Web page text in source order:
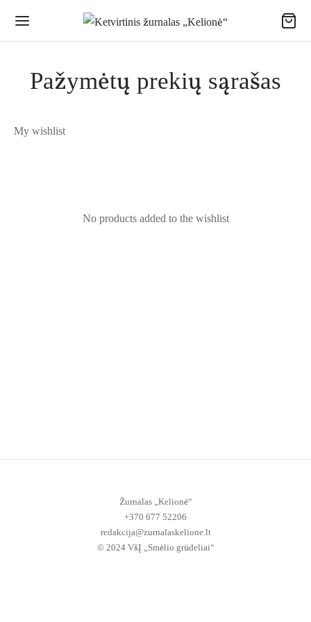
Pažymėtų prekių sąrašas
My wishlist
No products added to the wishlist
Žurnalas „Kelionė“
+370 677 52206
redakcija@zurnalaskelione.lt
© 2024 VšĮ „Smėlio grūdeliai“